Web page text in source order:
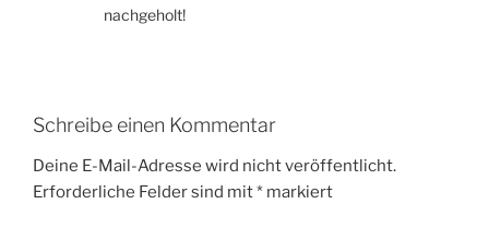
nachgeholt!
Schreibe einen Kommentar
Deine E-Mail-Adresse wird nicht veröffentlicht.
Erforderliche Felder sind mit* markiert